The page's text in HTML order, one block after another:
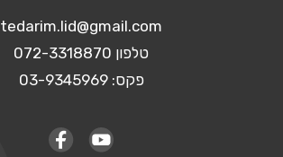
tedarim.lid@gmail.com
טלפון 072-3318870
פקס: 03-9345969